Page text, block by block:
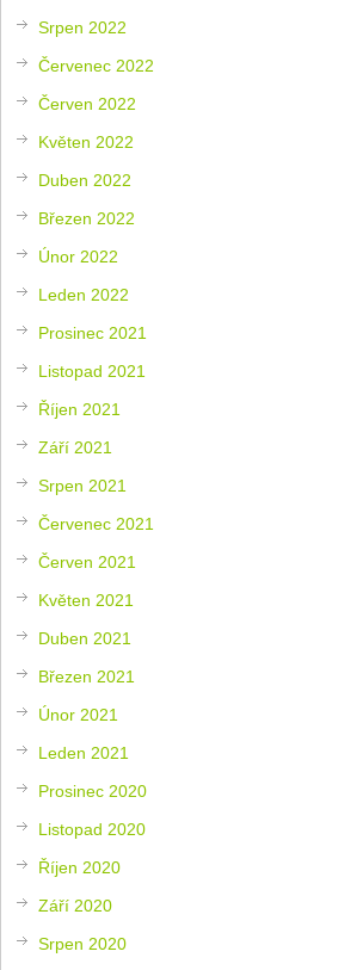
Srpen 2022
Červenec 2022
Červen 2022
Květen 2022
Duben 2022
Březen 2022
Únor 2022
Leden 2022
Prosinec 2021
Listopad 2021
Říjen 2021
Září 2021
Srpen 2021
Červenec 2021
Červen 2021
Květen 2021
Duben 2021
Březen 2021
Únor 2021
Leden 2021
Prosinec 2020
Listopad 2020
Říjen 2020
Září 2020
Srpen 2020